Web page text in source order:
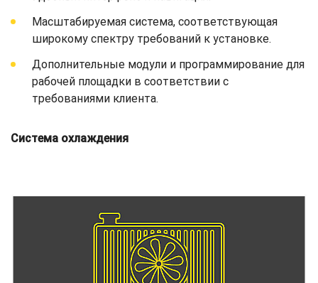
Масштабируемая система, соответствующая
широкому спектру требований к установке.
Дополнительные модули и программирование для
рабочей площадки в соответствии с
требованиями клиента.
Система охлаждения